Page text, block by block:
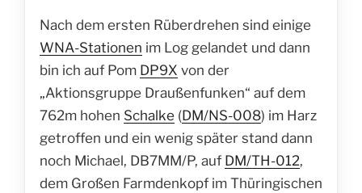
Nach dem ersten Rüberdrehen sind einige
WNA-Stationen im Log gelandet und dann
bin ich auf Pom DP9X von der
„Aktionsgruppe Draußenfunken“ auf dem
762m hohen Schalke (DM/NS-008) im Harz
getroffen und ein wenig später stand dann
noch Michael, DB7MM/P, auf DM/TH-012,
dem Großen Farmdenkopf im Thüringischen